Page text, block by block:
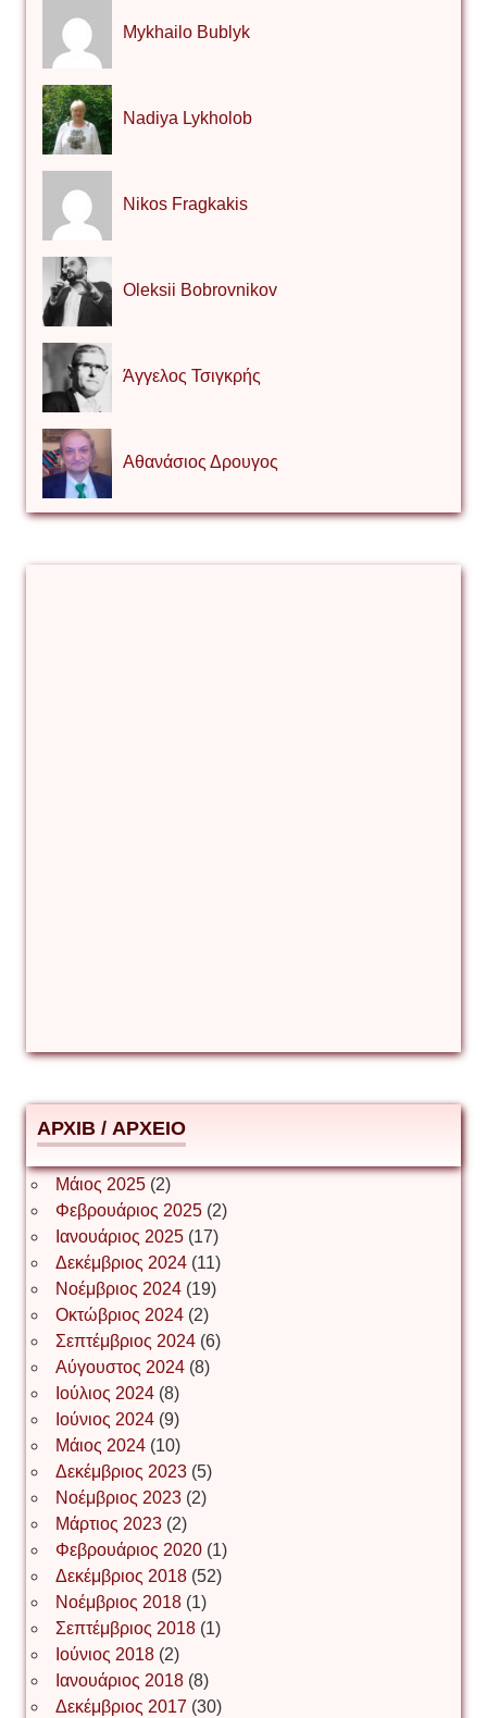
Mykhailo Bublyk
Nadiya Lykholob
Nikos Fragkakis
Oleksii Bobrovnikov
Άγγελος Τσιγκρής
Αθανάσιος Δρουγος
Δημήτριος Ζακοντινός
ΕΥΑΓΓΕΛΟΣ ΜΩΚΟΣ
Ιωάννης Σ. Παπαφλωράτος
ΝΙΚΟΣ ΓΑΤΟΣ
Νίκος Λυγερός
Іван Буртик
Іван Наконечний
Інга Короткевич
АРХІВ / ΑΡΧΕΙΟ
Μάιος 2025(2)
Φεβρουάριος 2025(2)
Ιανουάριος 2025(17)
Δεκέμβριος 2024(11)
Νοέμβριος 2024(19)
Οκτώβριος 2024(2)
Σεπτέμβριος 2024(6)
Αύγουστος 2024(8)
Ιούλιος 2024(8)
Ιούνιος 2024(9)
Μάιος 2024(10)
Δεκέμβριος 2023(5)
Νοέμβριος 2023(2)
Μάρτιος 2023(2)
Φεβρουάριος 2020(1)
Δεκέμβριος 2018(52)
Νοέμβριος 2018(1)
Σεπτέμβριος 2018(1)
Ιούνιος 2018(2)
Ιανουάριος 2018(8)
Δεκέμβριος 2017 (30)